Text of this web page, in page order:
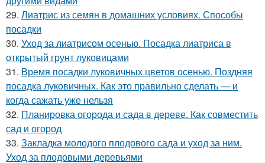
29. Лиатрис из семян в домашних условиях. Способы
посадки
30. Уход за лиатрисом осенью. Посадка лиатриса в
открытый грунт луковицами
31. Время посадки луковичных цветов осенью. Поздняя
посадка луковичных. Как это правильно сделать — и
когда сажать уже нельзя
32. Планировка огорода и сада в дереве. Как совместить
сад и огород
33. Закладка молодого плодового сада и уход за ним.
Уход за плодовыми деревьями